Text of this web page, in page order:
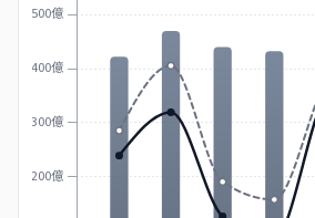
200億
300億
400億
500億